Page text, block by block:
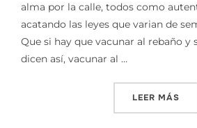
alma por la calle, todos como
acatando las leyes que varian de
Que si hay que vacunar al rebaño y
dicen así, vacunar al …
LEER MÁS